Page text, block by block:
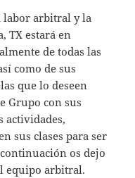
labor arbitral y la
TX estará en
de todas las
como de sus
que lo deseen
Grupo con sus
actividades,
sus clases para ser
os dejo
equipo arbitral.